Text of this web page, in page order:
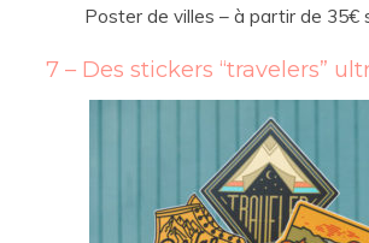
Poster de villes – à partir de 35€
7 – Des stickers “travelers”